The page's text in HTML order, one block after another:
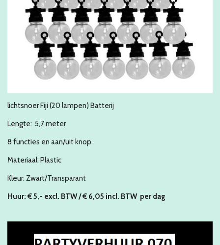
lichtsnoer Fiji (20 lampen) Batterij
Lengte: 5,7 meter
8 functies en aan/uit knop.
Materiaal: Plastic
Kleur: Zwart/Transparant
Huur: € 5,- excl. BTW / € 6,05 incl. BTW per dag